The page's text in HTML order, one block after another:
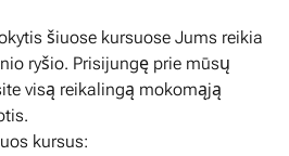
šiuose kursuose Jums reikia
ryšio. Prisijungę prie mūsų
visą reikalingą mokomąją
kursus: